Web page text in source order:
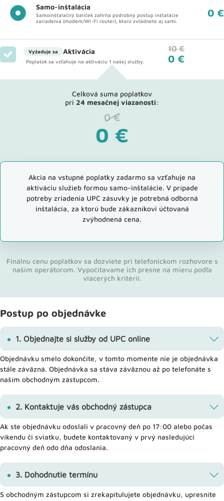
Samo-inštalácia
Samoinštalačný balíček zahŕňa podrobný postup inštalácie
zariadenia (modem/Wi-Fi router), ktorú zvládnete aj sami.
0 €
Vyžaduje sa Aktivácia
Poplatok sa vzťahuje na aktiváciu 1 našej služby.
10 €
0 €
Celková suma poplatkov
pri 24 mesačnej viazanosti:
0€
0 €
Akcia na vstupné poplatky zadarmo sa vzťahuje na
aktiváciu služieb formou samo-inštalácie. V prípade
potreby zriadenia UPC zásuvky je potrebná odborná
inštalácia, za ktorú bude zákazníkovi účtovaná
zvýhodnená cena.
Finálnu cenu poplatkov sa dozviete pri telefonickom rozhovore s
našim operátorom. Vypočítavame ich presne na mieru podľa
viacerých kritérií.
Postup po objednávke
1. Objednajte si služby od UPC online
Objednávku smelo dokončite, v tomto momente nie je objednávka
stále záväzná. Objednávka sa stáva záväznou až po telefonáte s
naším obchodným zástupcom.
2. Kontaktuje vás obchodný zástupca
Ak ste objednávku odoslali v pracovný deň po 17:00 alebo počas
víkendu či sviatku, budete kontaktovaný v prvý nasledujúci
pracovný deň odo dňa odoslania.
3. Dohodnutie termínu
S obchodným zástupcom si zrekapitulujete objednávku, upresníte